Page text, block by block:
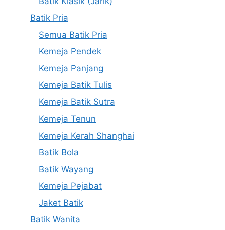
Batik Pria
Semua Batik Pria
Kemeja Pendek
Kemeja Panjang
Kemeja Batik Tulis
Kemeja Batik Sutra
Kemeja Tenun
Kemeja Kerah Shanghai
Batik Bola
Batik Wayang
Kemeja Pejabat
Jaket Batik
Batik Wanita